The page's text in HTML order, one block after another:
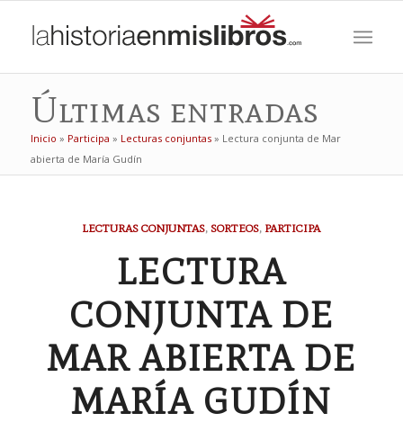
Últimas entradas
Inicio » Participa » Lecturas conjuntas» Lectura conjunta de Mar
abierta de María Gudín
LECTURAS CONJUNTAS, SORTEOS, PARTICIPA
LECTURA
CONJUNTA DE
MAR ABIERTA DE
MARÍA GUDÍN